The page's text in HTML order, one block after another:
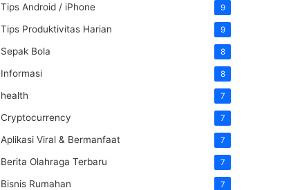
Tips Android / iPhone 9
Tips Produktivitas Harian 9
Sepak Bola 8
Informasi 8
health 7
Cryptocurrency 7
Aplikasi Viral & Bermanfaat 7
Berita Olahraga Terbaru 7
Bisnis Rumahan 7